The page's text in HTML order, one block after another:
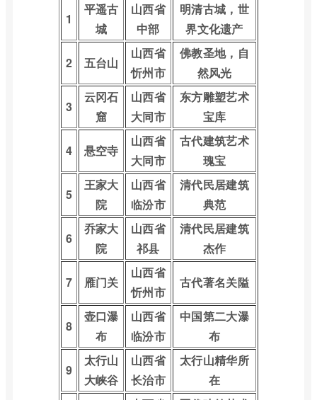
1
平遥古
城
山西省
中部
明清古城，世
界文化遗产
2 五台山
山西省
忻州市
佛教圣地，自
然风光
3
云冈石
窟
山西省
大同市
东方雕塑艺术
宝库
4 悬空寺
山西省
大同市
古代建筑艺术
瑰宝
5
王家大
院
山西省
临汾市
清代民居建筑
典范
6
乔家大
院
山西省
祁县
清代民居建筑
杰作
7 雁门关
山西省
忻州市
古代著名关隘
8
壶口瀑
布
山西省
临汾市
中国第二大瀑
布
9
太行山
大峡谷
山西省
长治市
太行山精华所
在